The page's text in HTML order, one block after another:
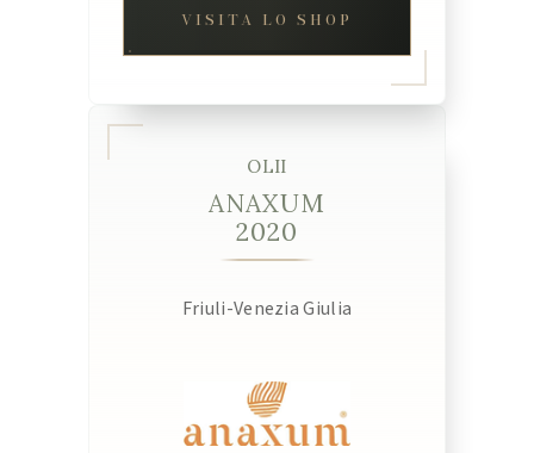
VISITA LO SHOP
OLII
ANAXUM
2020
Friuli-Venezia Giulia